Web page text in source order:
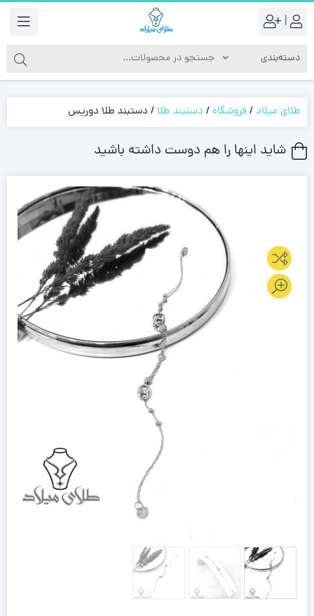
|
طلای میلاد /فروشگاه/ دستبند طلا/ دستبند طلا دوریس
شاید اینها را هم دوست داشته باشید